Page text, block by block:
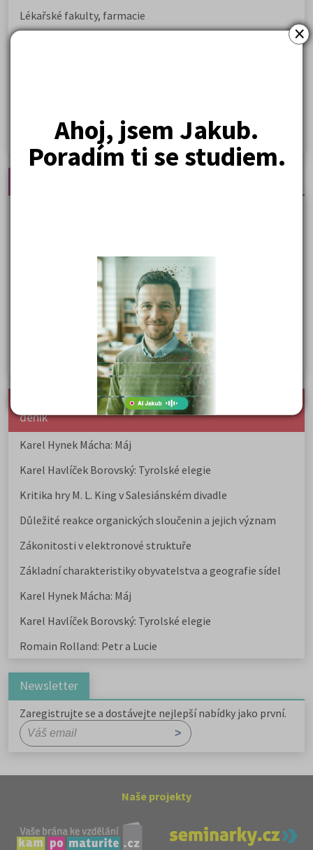
×
Ahoj, jsem Jakub.
Poradím ti se studiem.
Lékařské fakulty, farmacie
Policejní akademie
Samostudium vs. přípravný kurz: Co opravdu funguje u
Prestiž a vnímání oborů ve společnosti
Rozcestník po maturitě: VŠ, VOŠ, práce, gap year i další
Jak se dostat na nejžádanější obory vysokých škol
nejnovější seminárky, maturitní otázky a čtenářsky
deník
Karel Hynek Mácha: Máj
Karel Havlíček Borovský: Tyrolské elegie
Kritika hry M. L. King v Salesiánském divadle
Důležité reakce organických sloučenin a jejich význam
Zákonitosti v elektronové struktuře
Základní charakteristiky obyvatelstva a geografie sídel
Karel Hynek Mácha: Máj
Karel Havlíček Borovský: Tyrolské elegie
Romain Rolland: Petr a Lucie
Newsletter
Zaregistrujte se a dostávejte nejlepší nabídky jako první.
Naše projekty